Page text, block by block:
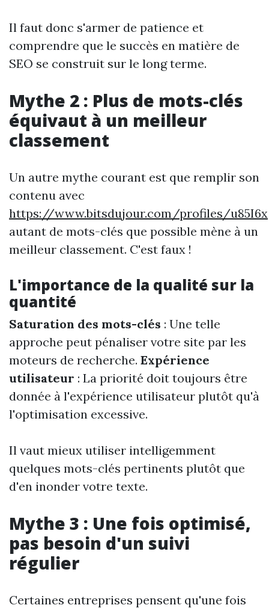
Il faut donc s'armer de patience et
comprendre que le succès en matière de
SEO se construit sur le long terme.
Mythe 2 : Plus de mots-clés
équivaut à un meilleur
classement
Un autre mythe courant est que remplir son
contenu avec
https://www.bitsdujour.com/profiles/u85I6x
autant de mots-clés que possible mène à un
meilleur classement. C'est faux !
L'importance de la qualité sur la
quantité
Saturation des mots-clés : Une telle
approche peut pénaliser votre site par les
moteurs de recherche. Expérience
utilisateur : La priorité doit toujours être
donnée à l'expérience utilisateur plutôt qu'à
l'optimisation excessive.
Il vaut mieux utiliser intelligemment
quelques mots-clés pertinents plutôt que
d'en inonder votre texte.
Mythe 3 : Une fois optimisé,
pas besoin d'un suivi
régulier
Certaines entreprises pensent qu'une fois